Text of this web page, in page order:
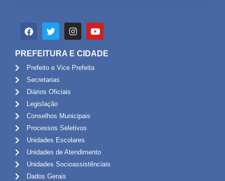
PREFEITURA E CIDADE
Prefeito e Vice Prefeita
Secretarias
Diários Oficiais
Legislação
Conselhos Municipais
Processos Seletivos
Unidades Escolares
Unidades de Atendimento
Unidades Socioassistênciais
Dados Gerais